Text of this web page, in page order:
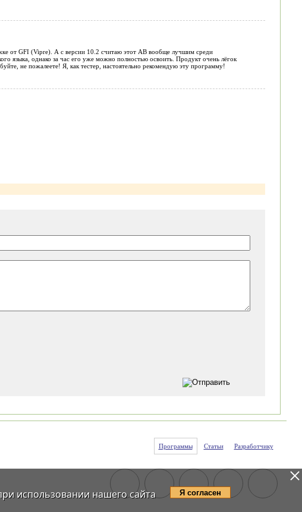
от GFI (Vipre). А с версии 10.2 считаю этот АВ вообще лучшим среди
языка, однако за час его уже можно полностью освоить. Продукт очень лёгок
не пожалеете! Я, как тестер, настоятельно рекомендую эту программу!
Программы Статьи Разработчику
использовании нашего сайта